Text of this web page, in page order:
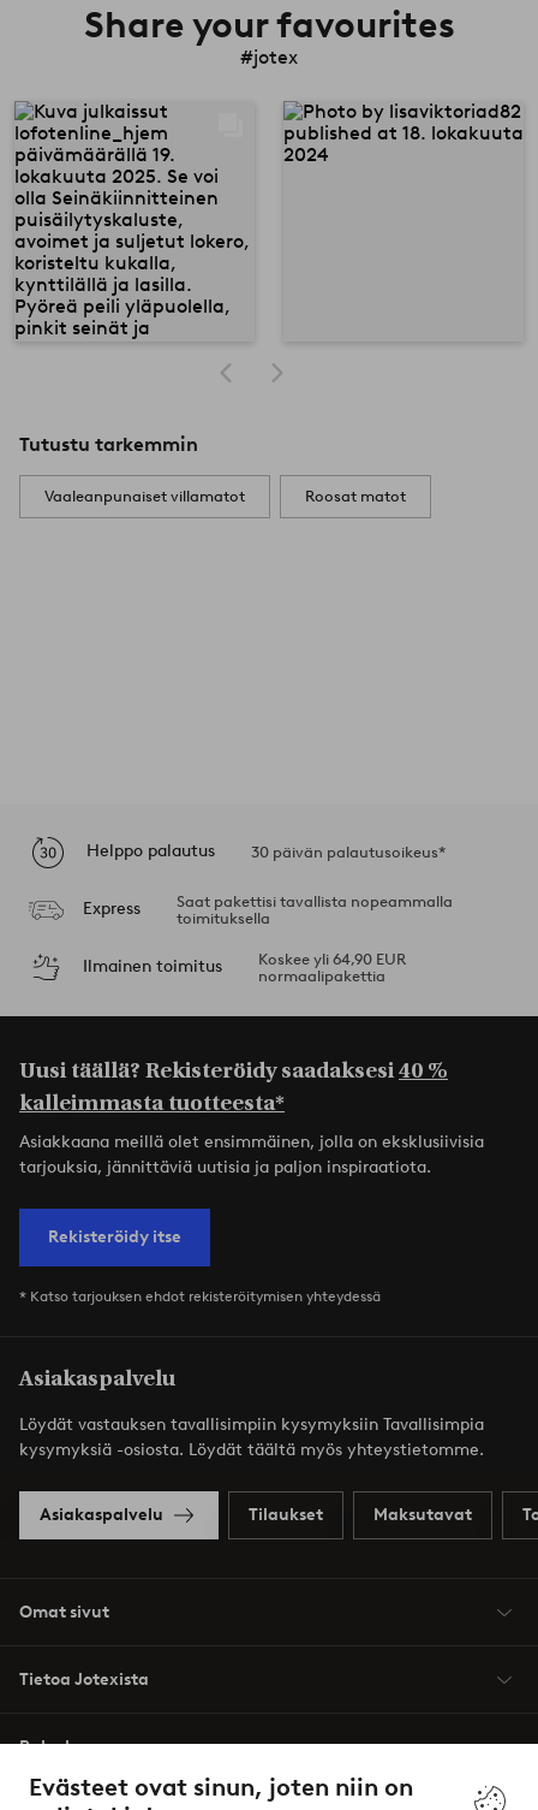
Evästeet ovat sinun, joten niin on
Share your favourites
#jotex
Tutustu tarkemmin
Vaaleanpunaiset villamatot Roosat matot
Helppo palautus 30 päivän palautusoikeus*
Express
Saat pakettisi tavallista nopeammalla
toimituksella
Ilmainen toimitus
Koskee yli 64,90 EUR
normaalipakettia
Uusi täällä? Rekisteröidy saadaksesi40 %
kalleimmasta tuotteesta*
Asiakkaana meillä olet ensimmäinen, jolla on eksklusiivisia
tarjouksia, jännittäviä uutisia ja paljon inspiraatiota.
Rekisteröidy itse
* Katso tarjouksen ehdot rekisteröitymisen yhteydessä
Asiakaspalvelu
Löydät vastauksen tavallisimpiin kysymyksiin Tavallisimpia
kysymyksiä -osiosta. Löydät täältä myös yhteystietomme.
Asiakaspalvelu Tilaukset Maksutavat
Omat sivut
Tietoa Jotexista
Palvelumme